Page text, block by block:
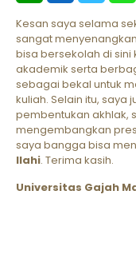
Kesan saya selama
sangat
bisa bersekolah di
akademik serta
sebagai bekal untuk
kuliah. Selain itu,
pembentukan akhlak,
mengembangkan
saya bangga bisa
Ilahi. Terima kasih.
Universitas Gajah